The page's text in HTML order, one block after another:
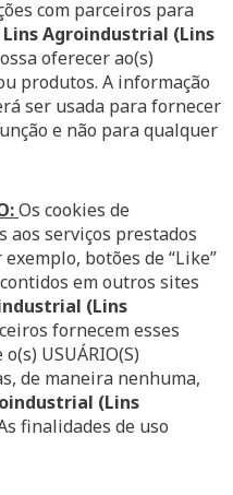
com parceiros para
Lins Agroindustrial (Lins
oferecer ao(s)
produtos. A informação
ser usada para fornecer
e não para qualquer
Os cookies de
aos serviços prestados
botões de “Like”
em outros sites
(Lins
fornecem esses
USUÁRIO(S)
de maneira nenhuma,
(Lins
finalidades de uso